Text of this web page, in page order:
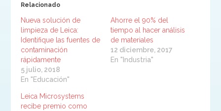
Relacionado
Nueva solución de
limpieza de Leica:
Identifique las fuentes de
contaminación
rápidamente
5 julio, 2018
En "Educación"
Ahorre el 90% del
tiempo al hacer análisis
de materiales
12 diciembre, 2017
En "Industria"
Leica Microsystems
recibe premio como